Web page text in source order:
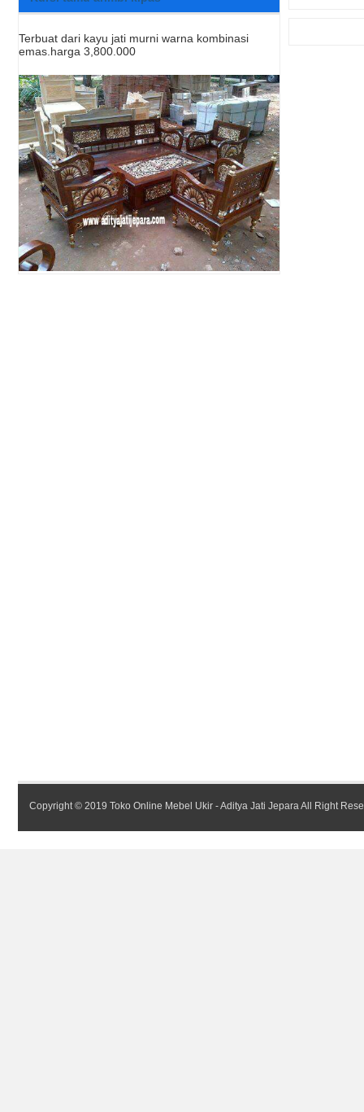
Terbuat dari kayu jati murni warna kombinasi
emas.harga 3,800.000
Copyright © 2019 Toko Online Mebel Ukir - Aditya Jati Jepara All Right